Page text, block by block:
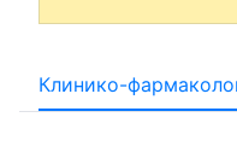
Клинико-